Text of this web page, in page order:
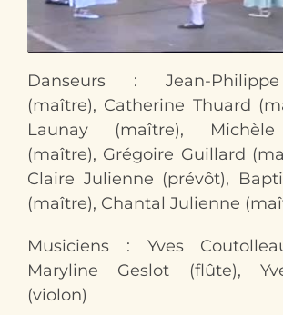
Contact
Danseurs : Jean-
(maître), Catherine Thuard
Launay (maître), Michèle
(maître), Grégoire Guillard
Claire Ju­lienne (prévôt),
(maître), Chantal Julienne
Musiciens : Yves
Maryline Geslot (flûte),
(violon)